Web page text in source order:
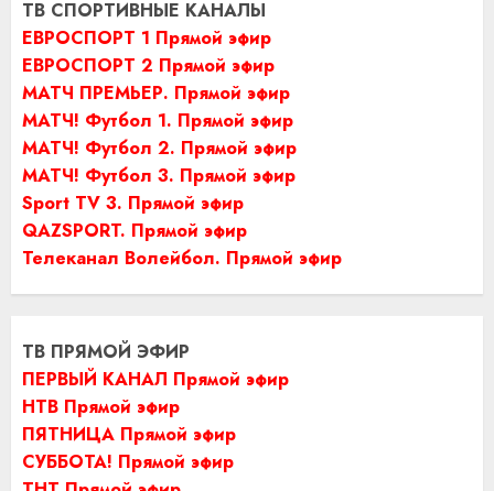
ТВ СПОРТИВНЫЕ КАНАЛЫ
ЕВРОСПОРТ 1 Прямой эфир
ЕВРОСПОРТ 2 Прямой эфир
МАТЧ ПРЕМЬЕР. Прямой эфир
МАТЧ! Футбол 1. Прямой эфир
МАТЧ! Футбол 2. Прямой эфир
МАТЧ! Футбол 3. Прямой эфир
Sport TV 3. Прямой эфир
QAZSPORT. Прямой эфир
Телеканал Волейбол. Прямой эфир
ТВ ПРЯМОЙ ЭФИР
ПЕРВЫЙ КАНАЛ Прямой эфир
НТВ Прямой эфир
ПЯТНИЦА Прямой эфир
СУББОТА! Прямой эфир